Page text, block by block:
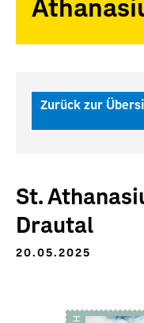
Zurück zur
St.
Drautal
20.05.2025